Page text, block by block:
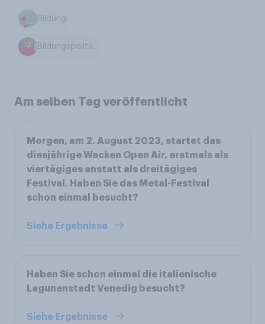
Bildung
Bildungspolitik
Am selben Tag veröffentlicht
Morgen, am 2. August 2023, startet das
diesjährige Wacken Open Air, erstmals als
viertägiges anstatt als dreitägiges
Festival. Haben Sie das Metal-Festival
schon einmal besucht?
Siehe Ergebnisse
Haben Sie schon einmal die italienische
Lagunenstadt Venedig besucht?
Siehe Ergebnisse